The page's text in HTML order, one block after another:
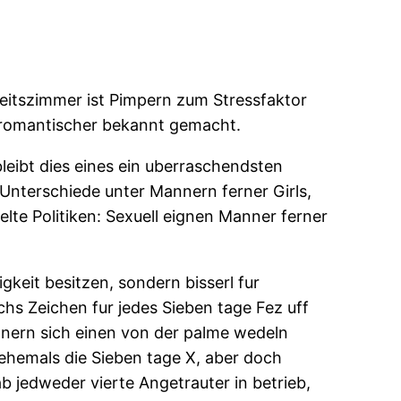
ist Pimpern zum Stressfaktor
bekannt gemacht.
dies eines ein uberraschendsten
unter Mannern ferner Girls,
Politiken: Sexuell eignen Manner ferner
besitzen, sondern bisserl fur
Zeichen fur jedes Sieben tage Fez uff
sich einen von der palme wedeln
die Sieben tage X, aber doch
jedweder vierte Angetrauter in betrieb,